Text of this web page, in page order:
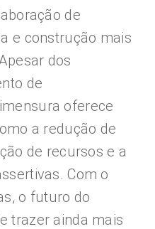
de
e construção mais
dos
de
oferece
a redução de
de recursos e a
Com o
o futuro do
trazer ainda mais